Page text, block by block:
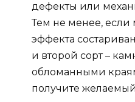
дефекты или
Тем не менее, если
эффекта
и второй сорт –
обломанными
получите